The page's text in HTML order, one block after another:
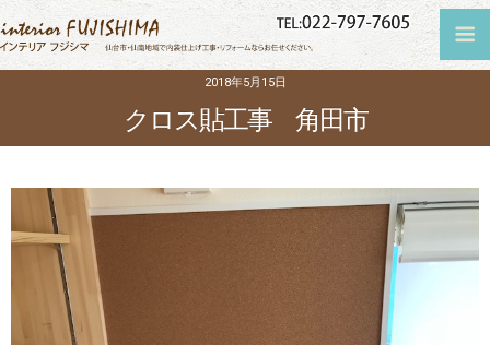
2018年5月15日
クロス貼工事 角田市